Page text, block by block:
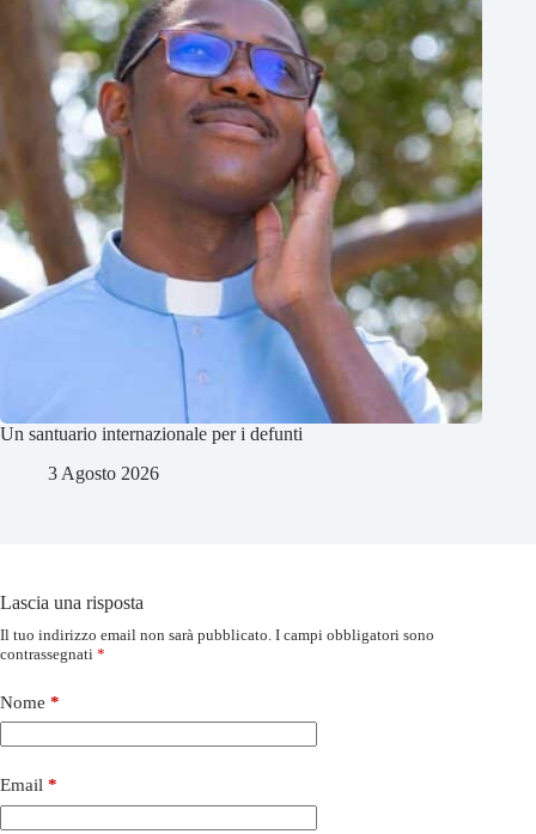
Un santuario internazionale per i defunti
3 Agosto 2026
Lascia una risposta
Il tuo indirizzo email non sarà pubblicato. I campi obbligatori sono
contrassegnati *
Nome *
Email *